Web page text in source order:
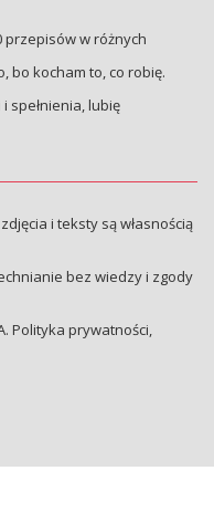
w różnych
bo kocham to, co robię.
spełnienia, lubię
i teksty są własnością
bez wiedzy i zgody
Polityka prywatności,